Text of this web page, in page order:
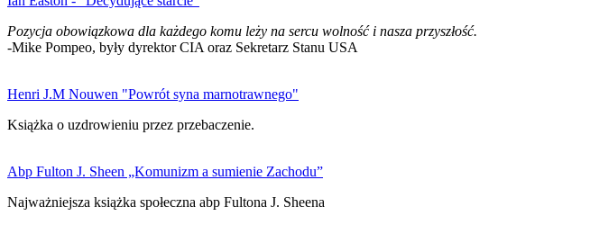
Pozycja obowiązkowa dla każdego komu leży na sercu wolność i nasza przyszłość.
-Mike Pompeo, były dyrektor CIA oraz Sekretarz Stanu USA
Henri J.M Nouwen "Powrót syna marnotrawnego"
Książka o uzdrowieniu przez przebaczenie.
Abp Fulton J. Sheen „Komunizm a sumienie Zachodu”
Najważniejsza książka społeczna abp Fultona J. Sheena